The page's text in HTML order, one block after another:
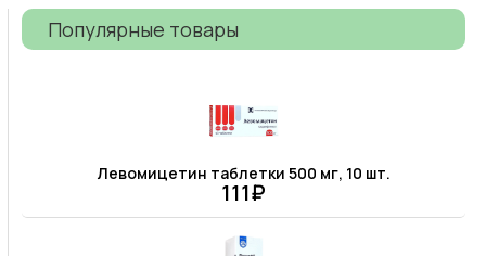
Популярные товары
Левомицетин таблетки 500 мг, 10 шт.
111₽